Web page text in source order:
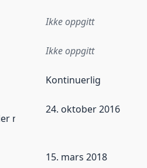
Ikke oppgitt
Ikke oppgitt
Kontinuerlig
når dataene i dette
24. oktober 2016
15. mars 2018